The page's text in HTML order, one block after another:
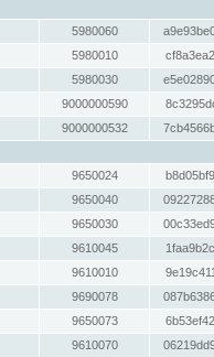
5980060
5980010
5980030
9000000590
9000000532
9650024
9650040
9650030
9610045
9610010
9690078
9650073
9610070